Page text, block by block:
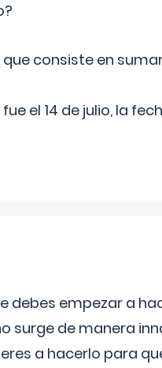
consiste en
el 14 de julio, la
empezar a
surge de manera
a hacerlo para